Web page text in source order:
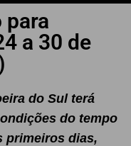
para
a 30 de
do Sul terá
do tempo
primeiros dias,